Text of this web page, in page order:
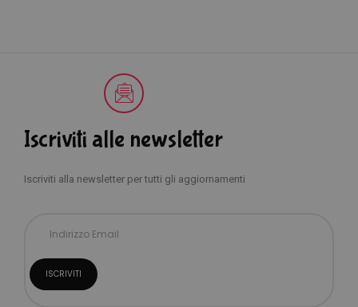
Iscriviti alle newsletter
Iscriviti alla newsletter per tutti gli aggiornamenti